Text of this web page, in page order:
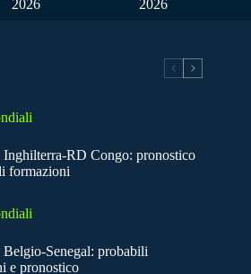
2026
2026
RD Congo: pronostico
formazioni
Senegal: probabili
e pronostico